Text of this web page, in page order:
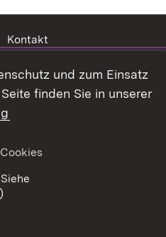
Kontakt
Barrierefreiheit
Impressum
und zum Einsatz
finden Sie in unserer